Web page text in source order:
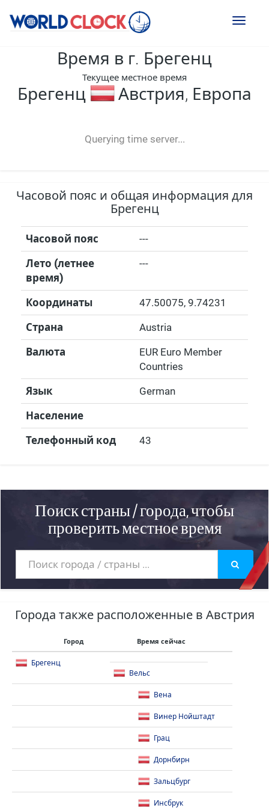
Toggle
Время в г. Брегенц
Текущее местное время
Брегенц Австрия, Европа
Querying time server...
-- ---- ----
Часовой пояс и общая информация для
Брегенц
Часовой пояс ---
Лето (летнее
время)
---
Координаты 47.50075, 9.74231
Страна Austria
Валюта
EUR Euro Member
Countries
Язык German
Население
Телефонный код 43
Поиск страны / города, чтобы
проверить местное время
Города также расположенные в Австрия
Город Время сейчас
Брегенц
Вельс
Вена
Винер Нойштадт
Грац
Дорнбирн
Зальцбург
Инсбрук